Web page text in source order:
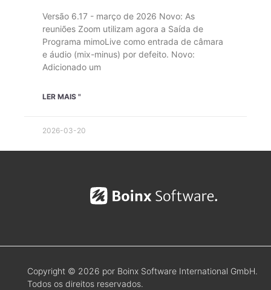
Versão 6.17 - março de 2026 Novo: As
reuniões Zoom utilizam agora a Saída de
Programa mimoLive como entrada de câmara
e áudio (mix-minus) por defeito. Novo:
Adicionado um
LER MAIS "
2026-03-20
Copyright © 2026 por Boinx Software International GmbH.
Todos os direitos reservados.